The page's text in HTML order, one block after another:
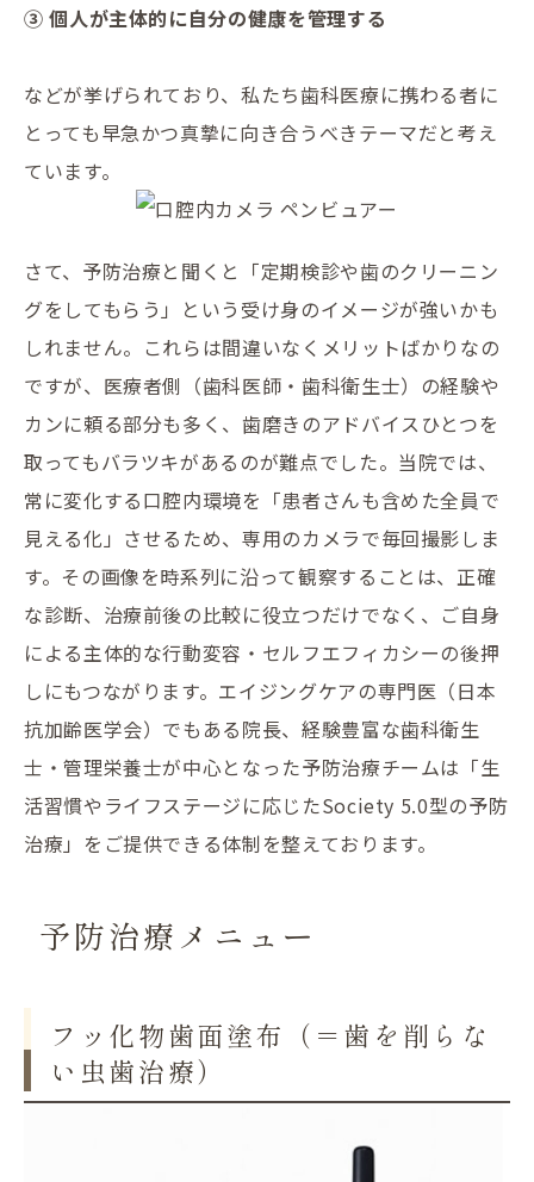
③ 個人が主体的に自分の健康を管理する
などが挙げられており、私たち歯科医療に携わる者に
とっても早急かつ真摯に向き合うべきテーマだと考え
ています。
さて、予防治療と聞くと「定期検診や歯のクリーニン
グをしてもらう」という受け身のイメージが強いかも
しれません。これらは間違いなくメリットばかりなの
ですが、医療者側（歯科医師・歯科衛生士）の経験や
カンに頼る部分も多く、歯磨きのアドバイスひとつを
取ってもバラツキがあるのが難点でした。当院では、
常に変化する口腔内環境を「患者さんも含めた全員で
見える化」させるため、専用のカメラで毎回撮影しま
す。その画像を時系列に沿って観察することは、正確
な診断、治療前後の比較に役立つだけでなく、ご自身
による主体的な行動変容・セルフエフィカシーの後押
しにもつながります。エイジングケアの専門医（日本
抗加齢医学会）でもある院長、経験豊富な歯科衛生
士・管理栄養士が中心となった予防治療チームは「生
活習慣やライフステージに応じたSociety 5.0型の予防
治療」をご提供できる体制を整えております。
予防治療メニュー
フッ化物歯面塗布（＝歯を削らな
い虫歯治療）